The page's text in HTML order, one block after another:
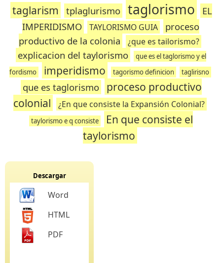
taglarism tplaglurismo taglorismo
EL
IMPERIDISMO
TAYLORISMO GUIA
proceso
productivo de la colonia
¿que es tailorismo?
explicacion del taylorismo
que es el taglorismo y el
fordismo
imperidismo tagorismo definicion taglirisno
que es taglorismo
proceso productivo
colonial
¿En que consiste la Expansión Colonial?
taylorismo e q consiste
En que consiste el
taylorismo
Descargar
Word
HTML
PDF